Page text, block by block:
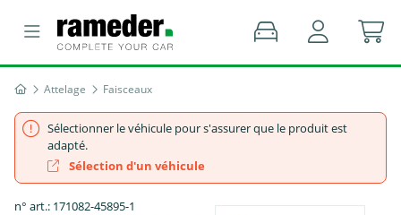
Attelage Faisceaux
Sélectionner le véhicule pour s'assurer que le produit est
adapté.
Sélection d'un véhicule
n° art.: 171082-45895-1